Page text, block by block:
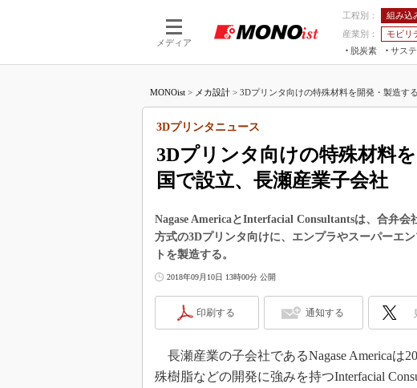
メディア
工程別： 組み込
産業別：
モビリ
脱炭素
サス
つながる工場AI×設備保全
MONOist > メカ設計 > 3Dプリンタ向けの特殊材料を開発・製造する
3Dプリンタ向けの特殊材料
国で設立、長瀬産業子会社
3Dプリンタニュース
Nagase AmericaとInterfacial Consultantsは、合弁
方式の3Dプリンタ向けに、エンプラやスーパーエ
トを製造する。
2018年09月10日 13時00分 公開
印刷する 通知する
長瀬産業の子会社であるNagase Americaは
殊樹脂などの開発に強みを持つInterfacial